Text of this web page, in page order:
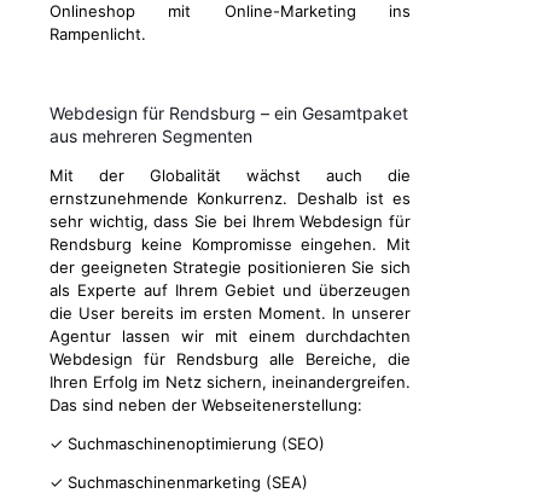
Onlineshop mit Online-Marketing ins
Rampenlicht.
Webdesign für Rendsburg – ein Gesamtpaket
aus mehreren Segmenten
Mit der Globalität wächst auch die
ernstzunehmende Konkurrenz. Deshalb ist es
sehr wichtig, dass Sie bei Ihrem Webdesign für
Rendsburg keine Kompromisse eingehen. Mit
der geeigneten Strategie positionieren Sie sich
als Experte auf Ihrem Gebiet und überzeugen
die User bereits im ersten Moment. In unserer
Agentur lassen wir mit einem durchdachten
Webdesign für Rendsburg alle Bereiche, die
Ihren Erfolg im Netz sichern, ineinandergreifen.
Das sind neben der Webseitenerstellung:
✓ Suchmaschinenoptimierung (SEO)
✓ Suchmaschinenmarketing (SEA)